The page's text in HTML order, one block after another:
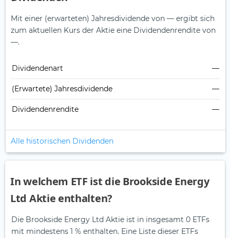
Mit einer (erwarteten) Jahresdividende von — ergibt sich
zum aktuellen Kurs der Aktie eine Dividendenrendite von
—.
Dividendenart —
(Erwartete) Jahresdividende —
Dividendenrendite —
Alle historischen Dividenden
In welchem ETF ist die Brookside Energy
Ltd Aktie enthalten?
Die Brookside Energy Ltd Aktie ist in insgesamt 0 ETFs
mit mindestens 1 % enthalten. Eine Liste dieser ETFs